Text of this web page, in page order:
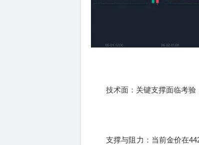
技术面：关键支撑面临考验
支撑与阻力：当前金价在